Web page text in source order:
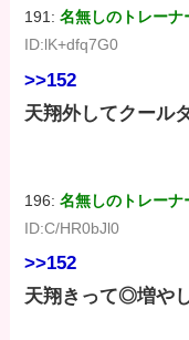
191:名無しのトレーナ
ID:lK+dfq7G0
>>152
天翔外してクール
196:名無しのトレーナ
ID:C/HR0bJl0
>>152
天翔きって◎増や